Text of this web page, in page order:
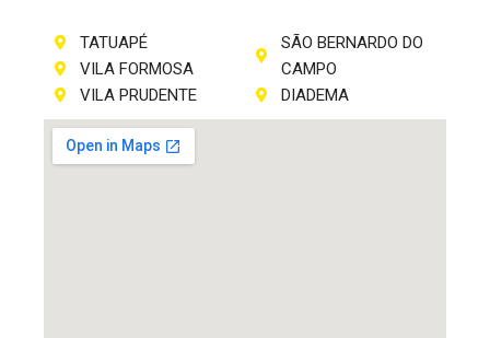
TATUAPÉ
VILA FORMOSA
VILA PRUDENTE
SÃO BERNARDO DO
CAMPO
DIADEMA